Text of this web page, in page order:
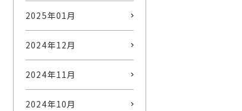
2025年01月
2024年12月
2024年11月
2024年10月